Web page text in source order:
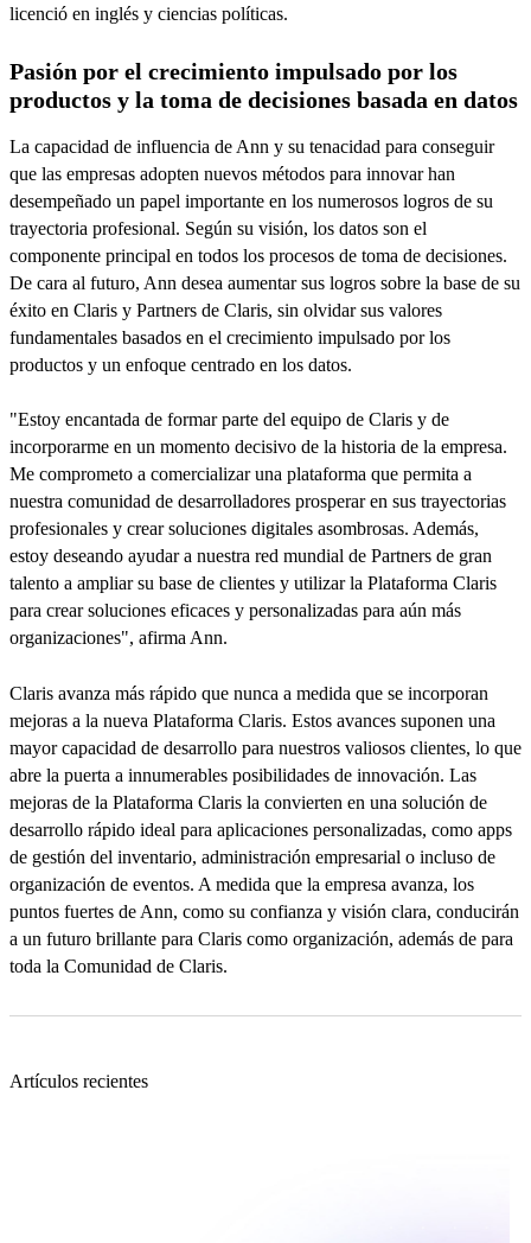
licenció en inglés y ciencias políticas.
Pasión por el crecimiento impulsado por los
productos y la toma de decisiones basada en datos
La capacidad de influencia de Ann y su tenacidad para conseguir
que las empresas adopten nuevos métodos para innovar han
desempeñado un papel importante en los numerosos logros de su
trayectoria profesional. Según su visión, los datos son el
componente principal en todos los procesos de toma de decisiones.
De cara al futuro, Ann desea aumentar sus logros sobre la base de su
éxito en Claris y Partners de Claris, sin olvidar sus valores
fundamentales basados en el crecimiento impulsado por los
productos y un enfoque centrado en los datos.
"Estoy encantada de formar parte del equipo de Claris y de
incorporarme en un momento decisivo de la historia de la empresa.
Me comprometo a comercializar una plataforma que permita a
nuestra comunidad de desarrolladores prosperar en sus trayectorias
profesionales y crear soluciones digitales asombrosas. Además,
estoy deseando ayudar a nuestra red mundial de Partners de gran
talento a ampliar su base de clientes y utilizar la Plataforma Claris
para crear soluciones eficaces y personalizadas para aún más
organizaciones", afirma Ann.
Claris avanza más rápido que nunca a medida que se incorporan
mejoras a la nueva Plataforma Claris. Estos avances suponen una
mayor capacidad de desarrollo para nuestros valiosos clientes, lo que
abre la puerta a innumerables posibilidades de innovación. Las
mejoras de la Plataforma Claris la convierten en una solución de
desarrollo rápido ideal para aplicaciones personalizadas, como apps
de gestión del inventario, administración empresarial o incluso de
organización de eventos. A medida que la empresa avanza, los
puntos fuertes de Ann, como su confianza y visión clara, conducirán
a un futuro brillante para Claris como organización, además de para
toda la Comunidad de Claris.
Artículos recientes